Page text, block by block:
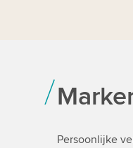
Persoonlijke